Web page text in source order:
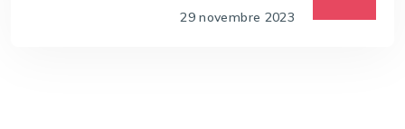
29 novembre 2023